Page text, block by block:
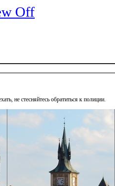
Off
не стесняйтесь обратиться к полиции.